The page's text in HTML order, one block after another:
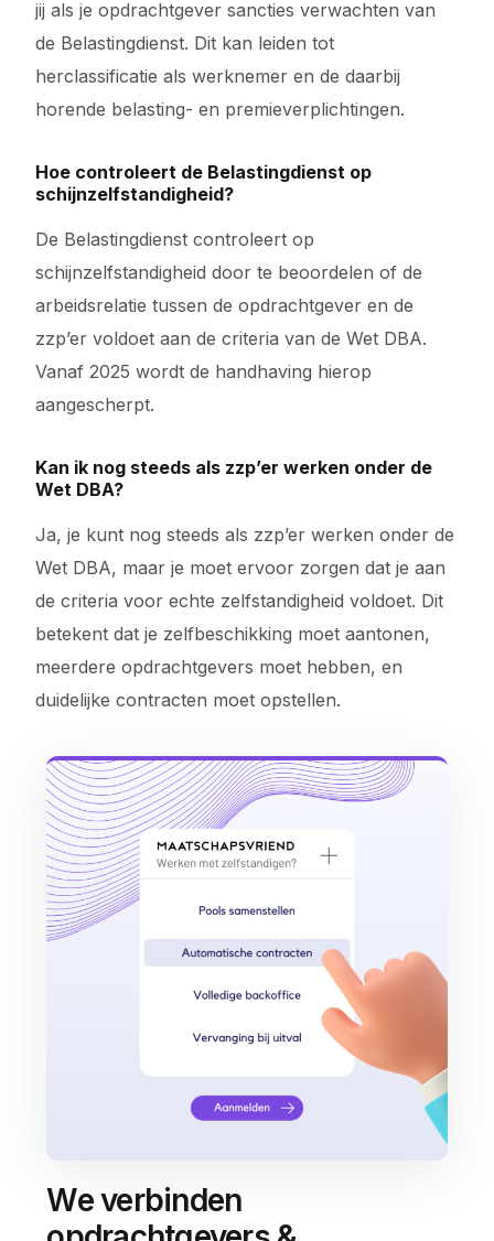
jij als je opdrachtgever sancties verwachten van
de Belastingdienst. Dit kan leiden tot
herclassificatie als werknemer en de daarbij
horende belasting- en premieverplichtingen.
Hoe controleert de Belastingdienst op
schijnzelfstandigheid?
De Belastingdienst controleert op
schijnzelfstandigheid door te beoordelen of de
arbeidsrelatie tussen de opdrachtgever en de
zzp’er voldoet aan de criteria van de Wet DBA.
Vanaf 2025 wordt de handhaving hierop
aangescherpt.
Kan ik nog steeds als zzp’er werken onder de
Wet DBA?
Ja, je kunt nog steeds als zzp’er werken onder de
Wet DBA, maar je moet ervoor zorgen dat je aan
de criteria voor echte zelfstandigheid voldoet. Dit
betekent dat je zelfbeschikking moet aantonen,
meerdere opdrachtgevers moet hebben, en
duidelijke contracten moet opstellen.
We verbinden